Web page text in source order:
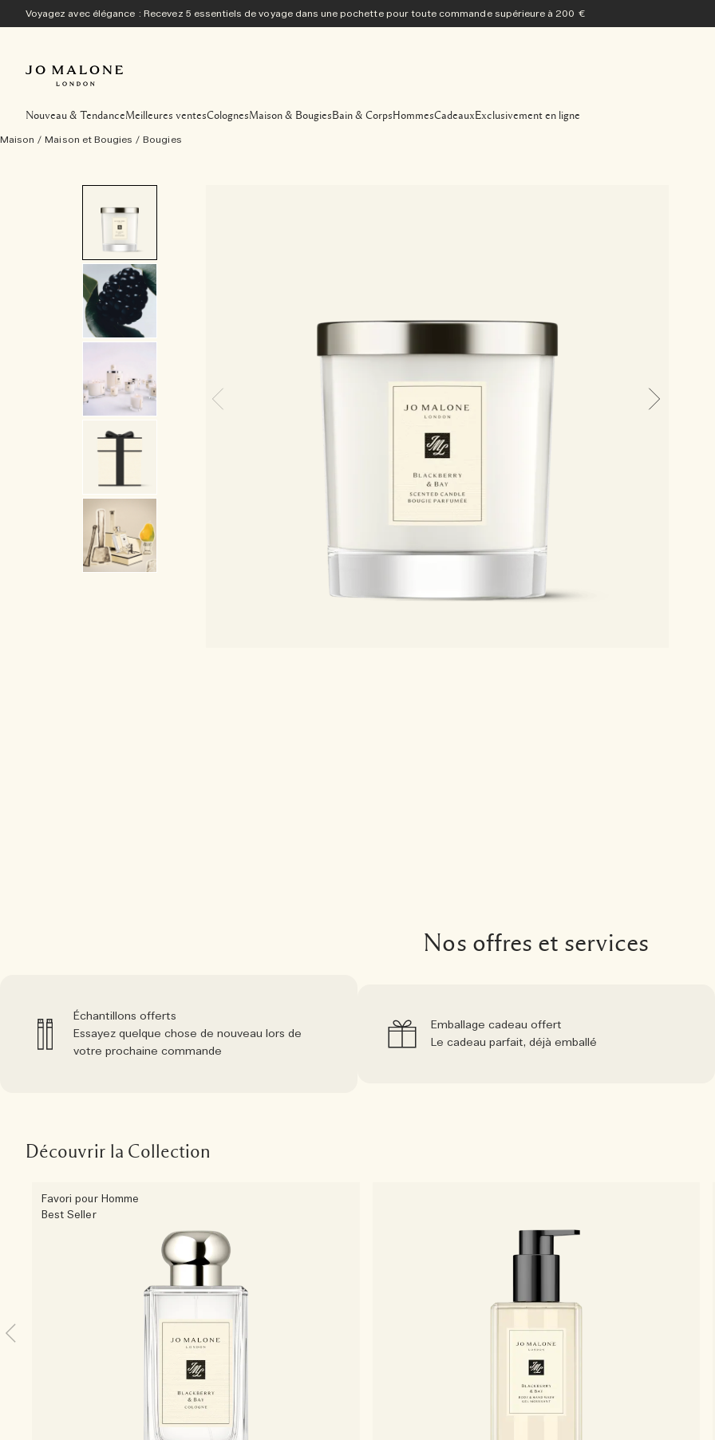
Voyagez avec élégance : Recevez 5 essentiels de voyage dans une pochette pour toute commande supérieure à 200 €
Nouveau & TendanceMeilleures ventesColognesMaison & BougiesBain & CorpsHommesCadeaux Exclusivement en ligne
Maison / Maison et Bougies / Bougies
Nos offres et services
Échantillons offerts
Essayez quelque chose de nouveau lors de
votre prochaine commande
Emballage cadeau offert
Le cadeau parfait, déjà emballé
Découvrir la Collection
Favori pour Homme
Best Seller